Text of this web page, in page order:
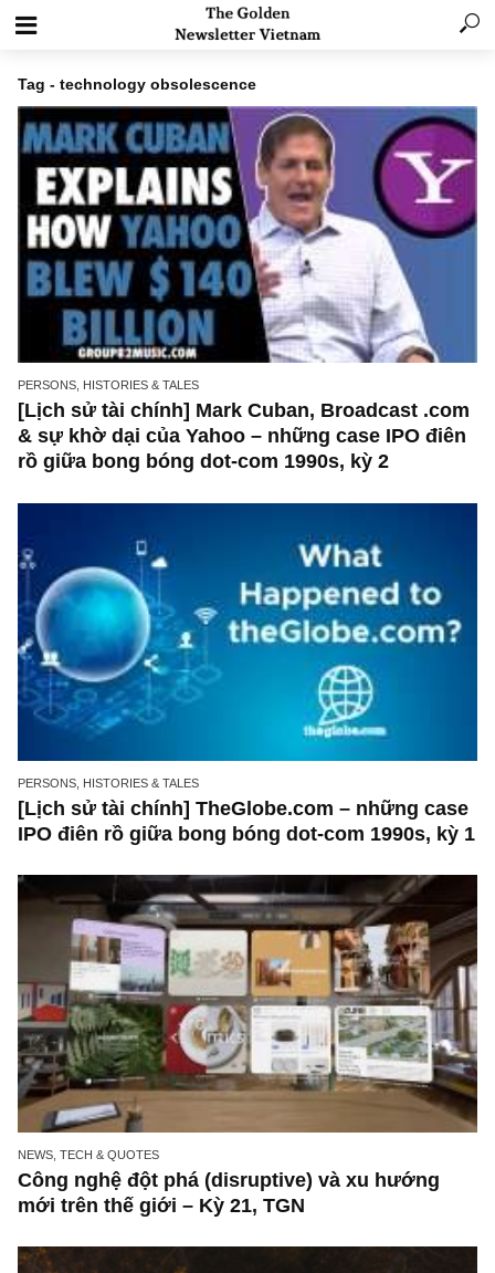
Tag - technology obsolescence
PERSONS, HISTORIES & TALES
[Lịch sử tài chính] Mark Cuban, Broadcast
[Lịch sử tài chính] TheGlobe.com – những
IPO điên rồ giữa bong bóng dot-com 1990s,